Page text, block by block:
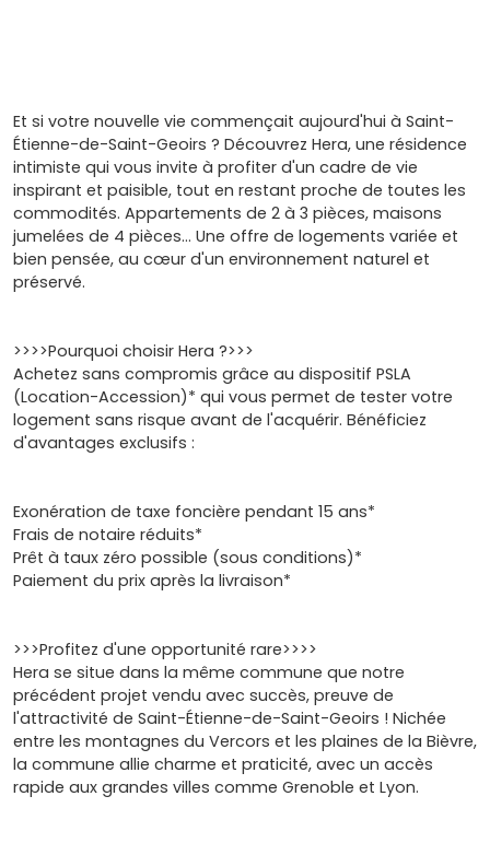
Et si votre nouvelle vie commençait aujourd'hui à Saint-
Étienne-de-Saint-Geoirs ? Découvrez Hera, une résidence
intimiste qui vous invite à profiter d'un cadre de vie
inspirant et paisible, tout en restant proche de toutes les
commodités. Appartements de 2 à 3 pièces, maisons
jumelées de 4 pièces… Une offre de logements variée et
bien pensée, au cœur d'un environnement naturel et
préservé.
>>>>Pourquoi choisir Hera ?>>>
Achetez sans compromis grâce au dispositif PSLA
(Location-Accession)* qui vous permet de tester votre
logement sans risque avant de l'acquérir. Bénéficiez
d'avantages exclusifs :
Exonération de taxe foncière pendant 15 ans*
Frais de notaire réduits*
Prêt à taux zéro possible (sous conditions)*
Paiement du prix après la livraison*
>>>Profitez d'une opportunité rare>>>>
Hera se situe dans la même commune que notre
précédent projet vendu avec succès, preuve de
l'attractivité de Saint-Étienne-de-Saint-Geoirs ! Nichée
entre les montagnes du Vercors et les plaines de la Bièvre,
la commune allie charme et praticité, avec un accès
rapide aux grandes villes comme Grenoble et Lyon.